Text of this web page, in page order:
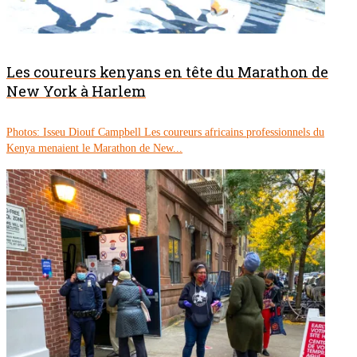
Les coureurs kenyans en tête du Marathon de
New York à Harlem
Photos: Isseu Diouf Campbell Les coureurs africains professionnels du
Kenya menaient le Marathon de New...